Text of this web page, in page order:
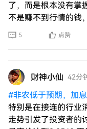
了，而是根本没有掌
不是赚不到行情的钱
自己的收益。$TUT
5 点赞
财神小仙 42分
#非农低于预期，加
特别是在接连的行业
走势引发了投资者的